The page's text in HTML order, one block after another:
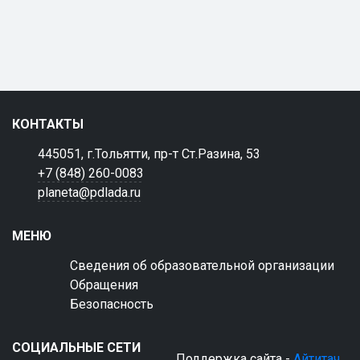
КОНТАКТЫ
445051, г.Тольятти, пр-т Ст.Разина, 53
+7 (848) 260-0083
planeta@pdlada.ru
МЕНЮ
Сведения об образовательной организации
Обращения
Безопасность
СОЦИАЛЬНЫЕ СЕТИ